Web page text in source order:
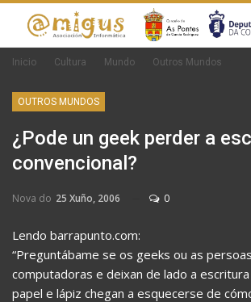
Inicio Cultura Mundo Outros Mundos
OUTROS MUNDOS
¿Pode un geek perder a
convencional?
Nova do 25 Xuño, 2006 0
Lendo barrapunto.com:
“Preguntábame se os geeks ou as
computadoras e deixan de lado a escritura
papel e lápiz chegan a esquecerse de